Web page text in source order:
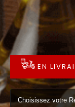
LA CARTE
NOTRE
VOS AVIS
MENTIONS
EN